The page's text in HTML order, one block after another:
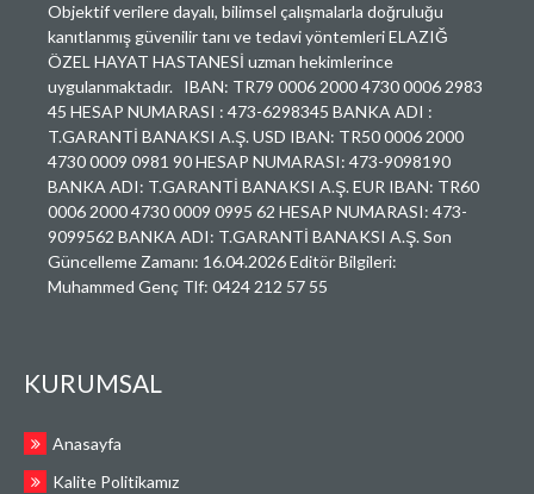
Objektif verilere dayalı, bilimsel çalışmalarla doğruluğu
kanıtlanmış güvenilir tanı ve tedavi yöntemleri ELAZIĞ
ÖZEL HAYAT HASTANESİ uzman hekimlerince
uygulanmaktadır. IBAN: TR79 0006 2000 4730 0006 2983
45 HESAP NUMARASI : 473-6298345 BANKA ADI :
T.GARANTİ BANAKSI A.Ş. USD IBAN: TR50 0006 2000
4730 0009 0981 90 HESAP NUMARASI: 473-9098190
BANKA ADI: T.GARANTİ BANAKSI A.Ş. EUR IBAN: TR60
0006 2000 4730 0009 0995 62 HESAP NUMARASI: 473-
9099562 BANKA ADI: T.GARANTİ BANAKSI A.Ş. Son
Güncelleme Zamanı: 16.04.2026 Editör Bilgileri:
Muhammed Genç Tlf: 0424 212 57 55
KURUMSAL
Anasayfa
Kalite Politikamız